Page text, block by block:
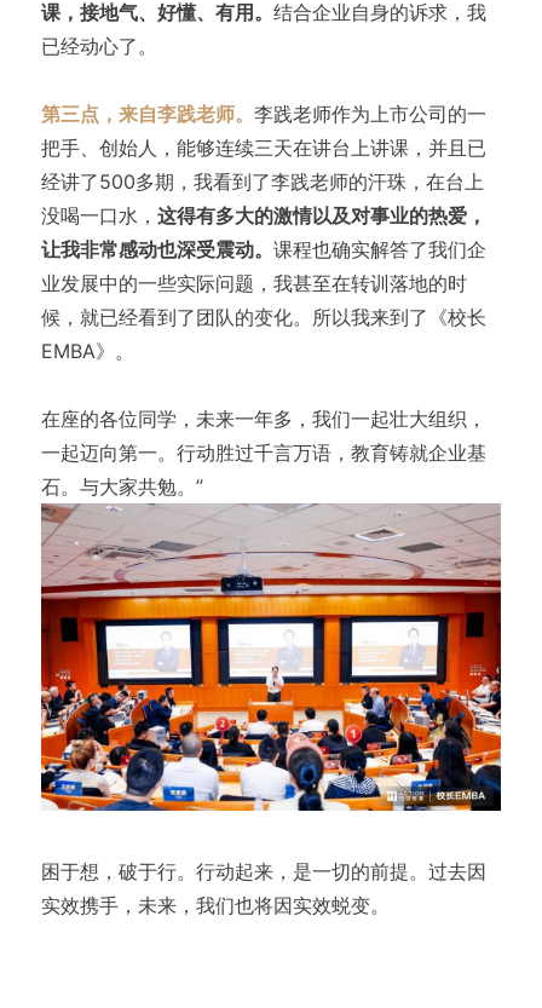
课，接地气、好懂、有用。 结合企业自身的诉求，我
已经动心了。
第三点，来自李践老师。 李践老师作为上市公司的一
把手、创始人，能够连续三天在讲台上讲课，并且已
经讲了500多期，我看到了李践老师的汗珠，在台上
没喝一口水， 这得有多大的激情以及对事业的热爱，
让我非常感动也深受震动。 课程也确实解答了我们企
业发展中的一些实际问题，我甚至在转训落地的时
候，就已经看到了团队的变化。所以我来到了《校长
EMBA》。
在座的各位同学，未来一年多，我们一起壮大组织，
一起迈向第一。行动胜过千言万语，教育铸就企业基
石。与大家共勉。”
困于想，破于行。行动起来，是一切的前提。过去因
实效携手，未来，我们也将因实效蜕变。